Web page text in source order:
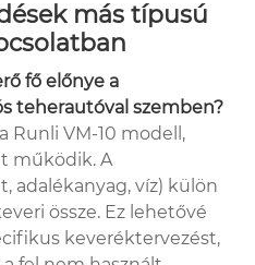
más típusú
fő előnye a
teherautóval szemben?
Runli VM-10 modell,
működik. A
adalékanyag, víz) külön
össze. Ez lehetővé
keveréktervezést,